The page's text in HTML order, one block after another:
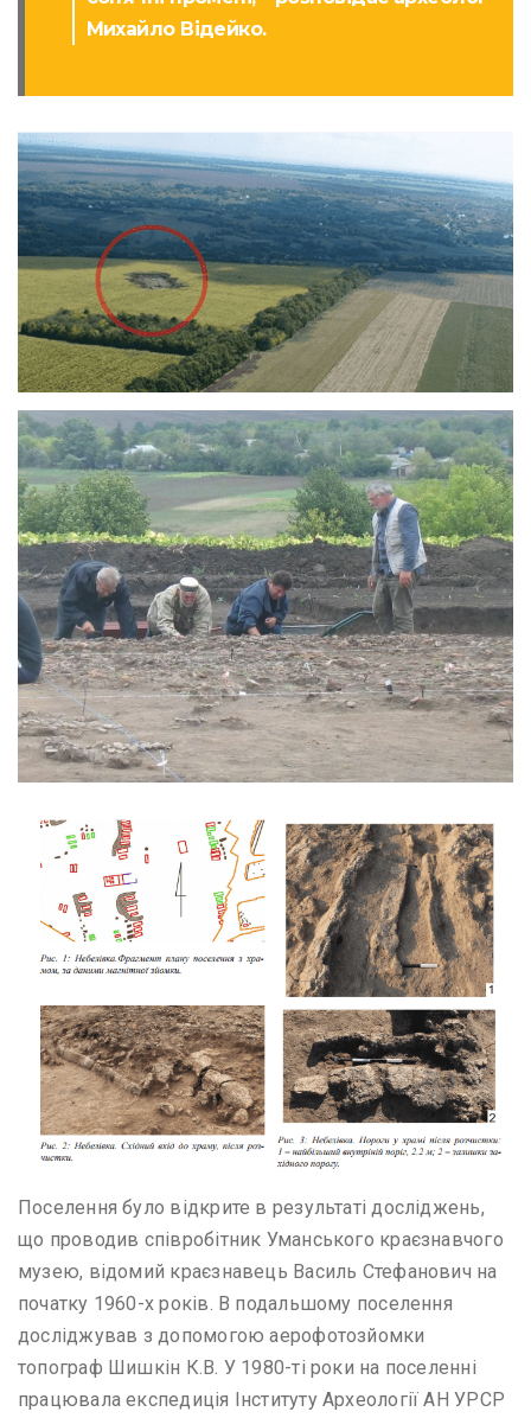
Михайло Відейко.
Поселення було відкрите в результаті досліджень,
що проводив співробітник Уманського краєзнавчого
музею, відомий краєзнавець Василь Стефанович на
початку 1960-х років. В подальшому поселення
досліджував з допомогою аерофотозйомки
топограф Шишкін К.В. У 1980-ті роки на поселенні
працювала експедиція Інституту Археології АН УРСР